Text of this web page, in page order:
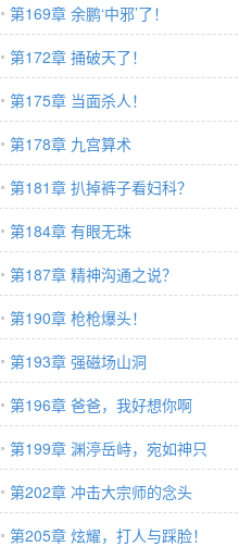
第169章 余鹏‘中邪’了！
第172章 捅破天了！
第175章 当面杀人！
第178章 九宫算术
第181章 扒掉裤子看妇科？
第184章 有眼无珠
第187章 精神沟通之说？
第190章 枪枪爆头！
第193章 强磁场山洞
第196章 爸爸，我好想你啊
第199章 渊渟岳峙，宛如神只
第202章 冲击大宗师的念头
第205章 炫耀，打人与踩脸！